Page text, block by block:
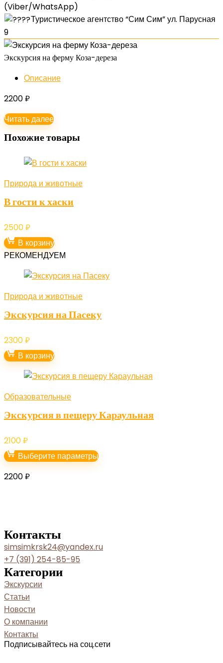
(Viber/WhatsApp)
Туристическое агентство “Сим Сим” ул. Парусная
9
Экскурсия на ферму Коза-дереза
Описание
2200₽
Читать далее
Похожие товары
Природа и животные
В гости к хаски
2500₽
В корзину
РЕКОМЕНДУЕМ
Природа и животные
Экскурсия на Пасеку
2300₽
В корзину
Образовательные
Экскурсия в пещеру Караульная
2100₽
Выберите параметры
2200₽
Контакты
simsimkrsk24@yandex.ru
+7 (391) 254-85-95
Категории
Экскурсии
Статьи
Новости
О компании
Контакты
Подписывайтесь на соц.сети